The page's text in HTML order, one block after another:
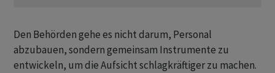
Den Behörden gehe es ‌nicht darum, Personal
abzubauen, sondern gemeinsam Instrumente zu
entwickeln, um die Aufsicht schlagkräftiger zu machen.